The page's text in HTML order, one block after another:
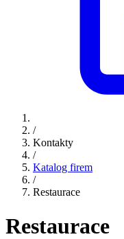
/
Kontakty
/
Katalog firem
/
Restaurace
Restaurace